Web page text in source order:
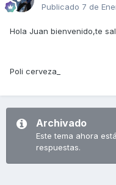
Publicado 7 de
Hola Juan bienvenido,te
Poli cerveza_
Archivado
Este tema ahora
respuestas.